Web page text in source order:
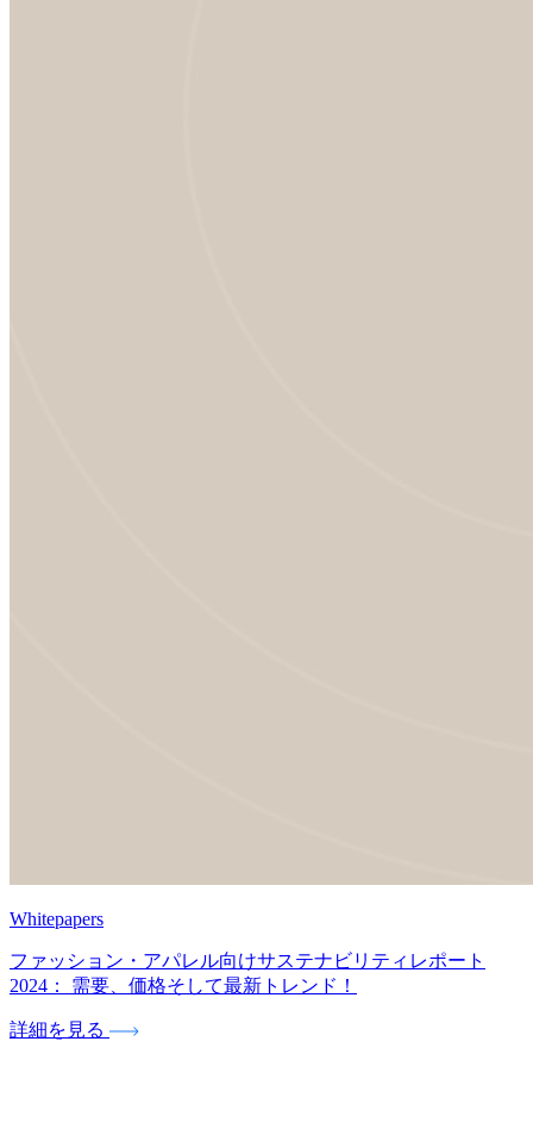
Whitepapers
ファッション・アパレル向けサステナビリティレポート
2024： 需要、価格そして最新トレンド！
詳細を見る